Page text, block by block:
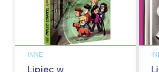
INNE
Lipiec w